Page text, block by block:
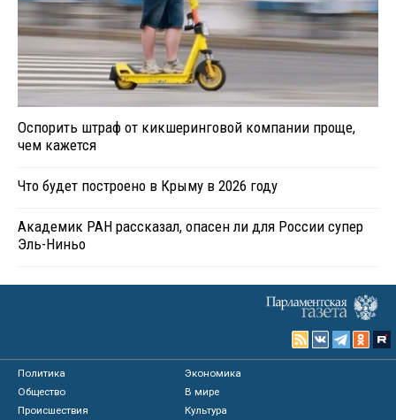
Оспорить штраф от кикшеринговой компании проще,
чем кажется
Что будет построено в Крыму в 2026 году
Академик РАН рассказал, опасен ли для России супер
Эль-Ниньо
Политика
Экономика
Общество
В мире
Происшествия
Культура